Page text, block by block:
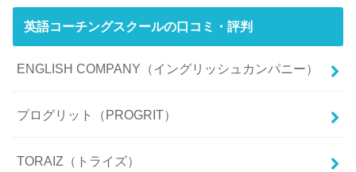
英語コーチングスクールの口コミ・評判
ENGLISH COMPANY（イングリッシュカンパニー）
プログリット（PROGRIT）
TORAIZ（トライズ）